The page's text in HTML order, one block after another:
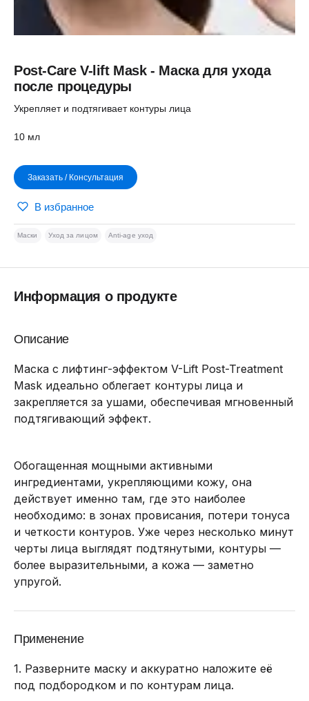
Post-Care V-lift Mask - Маска для ухода
после процедуры
Укрепляет и подтягивает контуры лица
10 мл
Заказать / Консультация
В избранное
Маски Уход за лицом Anti-age уход
Информация о продукте
Описание
Маска с лифтинг-эффектом V-Lift Post-Treatment
Mask идеально облегает контуры лица и
закрепляется за ушами, обеспечивая мгновенный
подтягивающий эффект.
Обогащенная мощными активными
ингредиентами, укрепляющими кожу, она
действует именно там, где это наиболее
необходимо: в зонах провисания, потери тонуса
и четкости контуров. Уже через несколько минут
черты лица выглядят подтянутыми, контуры —
более выразительными, а кожа — заметно
упругой.
Применение
1. Разверните маску и аккуратно наложите её
под подбородком и по контурам лица.